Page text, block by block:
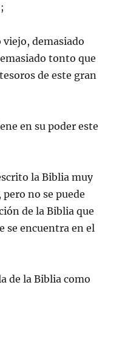
viejo, demasiado
tonto que
de este gran
en su poder este
la Biblia muy
no se puede
de la Biblia que
se encuentra en el
de la Biblia como